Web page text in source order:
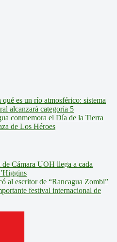
es un río atmosférico: sistema
alcanzará categoría 5
conmemora el Día de la Tierra
de Los Héroes
Cámara UOH llega a cada
al escritor de “Rancagua Zombi”
festival internacional de